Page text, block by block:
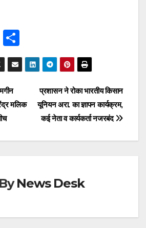
E
h
ar
प्रशासन ने रोका भारतीय किसान
यूनियन अरा. का ज्ञापन कार्यक्रम,
कई नेता व कार्यकर्ता नजरबंद
मलिक
ByNews Desk